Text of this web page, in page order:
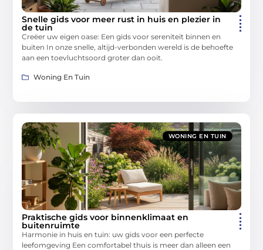
Snelle gids voor meer rust in huis en plezier in
de tuin
Creëer uw eigen oase: Een gids voor sereniteit binnen en
buiten In onze snelle, altijd-verbonden wereld is de behoefte
aan een toevluchtsoord groter dan ooit.
Woning En Tuin
WONING EN TUIN
Praktische gids voor binnenklimaat en
buitenruimte
Harmonie in huis en tuin: uw gids voor een perfecte
leefomgeving Een comfortabel thuis is meer dan alleen een